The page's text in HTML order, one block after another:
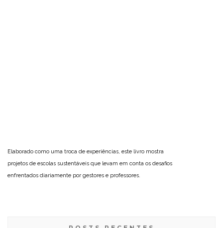
Elaborado como uma troca de experiências, este livro mostra
projetos de escolas sustentáveis que levam em conta os desafios
enfrentados diariamente por gestores e professores.